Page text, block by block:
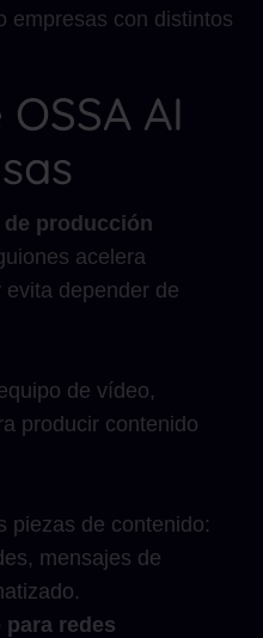
empresas con distintos
AI
producción
acelera
depender de
de vídeo,
producir contenido
piezas de contenido:
mensajes de
redes